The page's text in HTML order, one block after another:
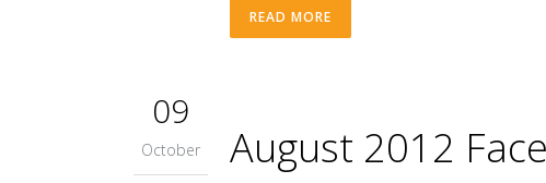
READ MORE
09
October August 2012